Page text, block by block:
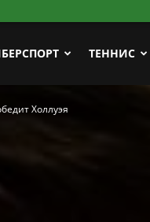
ТЕННИС
Холлуэя